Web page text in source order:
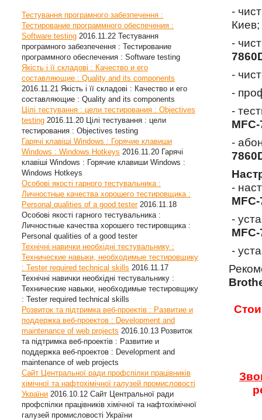
Тестування програмного забезпечення :
Тестирование программного обеспечения :
Software testing 2016.11.22 Тестування
програмного забезпечення : Тестирование
программного обеспечения : Software testing
Якість і її складові : Качество и его
составляющие : Quality and its components
2016.11.21 Якість і її складові : Качество и его
составляющие : Quality and its components
Цілі тестування : цели тестирования : Objectives
testing 2016.11.20 Цілі тестування : цели
тестирования : Objectives testing
Гарячі клавіші Windows : Горячие клавиши
Windows : Windows Hotkeys 2016.11.20 Гарячі
клавіші Windows : Горячие клавиши Windows :
Windows Hotkeys
Особові якості гарного тестувальника :
Личностные качества хорошего тестировщика :
Personal qualities of a good tester 2016.11.18
Особові якості гарного тестувальника :
Личностные качества хорошего тестировщика :
Personal qualities of a good tester
Технічні навички необхідні тестувальнику :
Технические навыки, необходимые тестировщику
: Tester required technical skills 2016.11.17
Технічні навички необхідні тестувальнику :
Технические навыки, необходимые тестировщику
: Tester required technical skills
Розвиток та підтримка веб-проектів : Развитие и
поддержка веб-проектов : Development and
maintenance of web projects 2016.10.13 Розвиток
та підтримка веб-проектів : Развитие и
поддержка веб-проектов : Development and
maintenance of web projects
Сайт Центральної ради профспілки працівників
хімічної та нафтохімічної галузей промисловості
України 2016.10.12 Сайт Центральної ради
профспілки працівників хімічної та нафтохімічної
галузей промисловості України
-
Киев;
-
-
-
-
-
-
-
-